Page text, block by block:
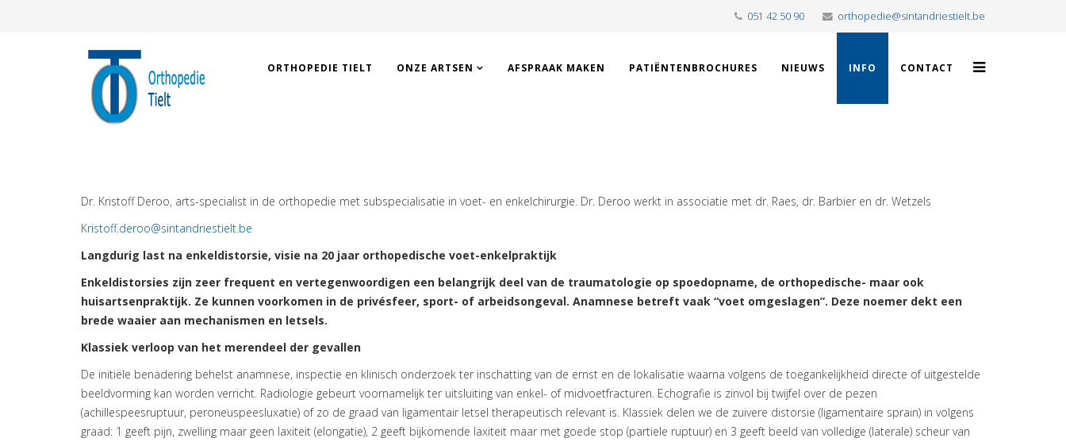
051 42 50 90 orthopedie@sintandriestielt.be
ORTHOPEDIE TIELT ONZE ARTSEN AFSPRAAK MAKEN PATIËNTENBROCHURES NIEUWS INFO CONTACT
Dr. Kristoff Deroo, arts-specialist in de orthopedie met subspecialisatie in voet- en enkelchirurgie. Dr. Deroo werkt in associatie met dr. Raes, dr. Barbier en dr. Wetzels
Kristoff.deroo@sintandriestielt.be
Langdurig last na enkeldistorsie, visie na 20 jaar orthopedische voet-enkelpraktijk
Enkeldistorsies zijn zeer frequent en vertegenwoordigen een belangrijk deel van de traumatologie op spoedopname, de orthopedische- maar ook
huisartsenpraktijk. Ze kunnen voorkomen in de privésfeer, sport- of arbeidsongeval. Anamnese betreft vaak “voet omgeslagen”. Deze noemer dekt een
brede waaier aan mechanismen en letsels.
Klassiek verloop van het merendeel der gevallen
De initiële benadering behelst anamnese, inspectie en klinisch onderzoek ter inschatting van de ernst en de lokalisatie waarna volgens de toegankelijkheid directe of uitgestelde
beeldvorming kan worden verricht. Radiologie gebeurt voornamelijk ter uitsluiting van enkel- of midvoetfracturen. Echografie is zinvol bij twijfel over de pezen
(achillespeesruptuur, peroneuspeesluxatie) of zo de graad van ligamentair letsel therapeutisch relevant is. Klassiek delen we de zuivere distorsie (ligamentaire sprain) in volgens
graad: 1 geeft pijn, zwelling maar geen laxiteit (elongatie), 2 geeft bijkomende laxiteit maar met goede stop (partiele ruptuur) en 3 geeft beeld van volledige (laterale) scheur van